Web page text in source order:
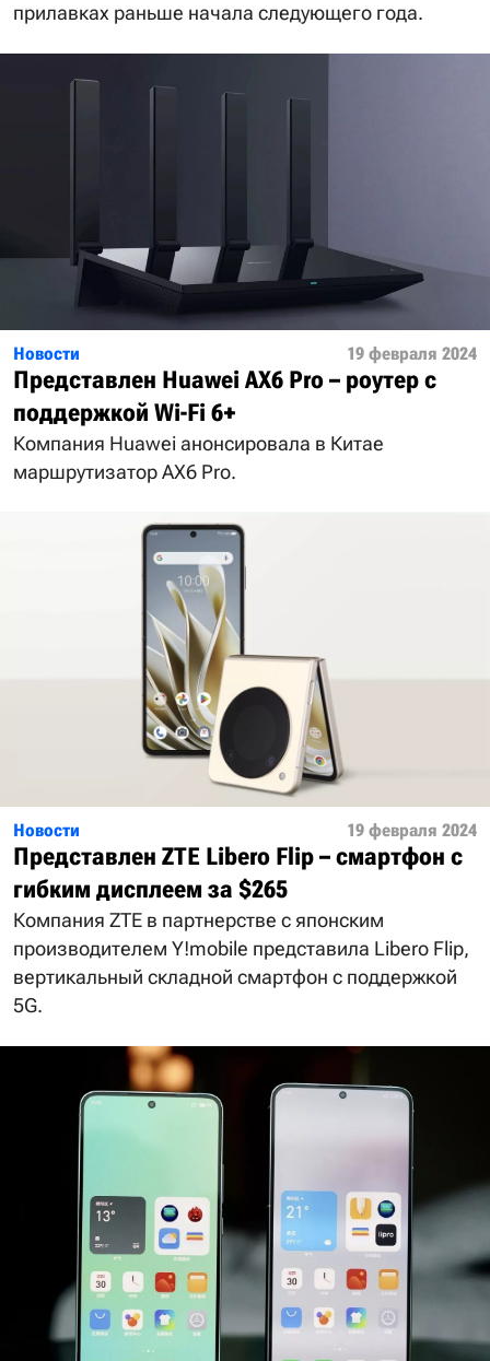
прилавках раньше начала следующего года.
Новости 19 февраля 2024
Представлен Huawei AX6 Pro – роутер с
поддержкой Wi-Fi 6+
Компания Huawei анонсировала в Китае
маршрутизатор AX6 Pro.
Новости 19 февраля 2024
Представлен ZTE Libero Flip – смартфон с
гибким дисплеем за $265
Компания ZTE в партнерстве с японским
производителем Y!mobile представила Libero Flip,
вертикальный складной смартфон с поддержкой
5G.